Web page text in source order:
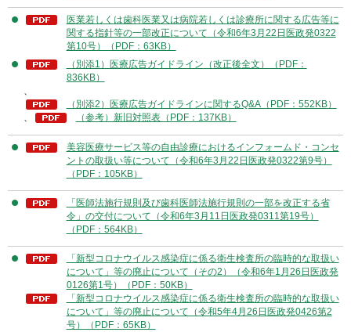
医業若しくは歯科医業又は病院若しくは診療所に関する広告等に
関する指針等の一部改正について（令和6年3月22日医政発0322
第10号）（PDF：63KB）
（別添1）医療広告ガイドライン（改正後全文）（PDF：
836KB）
、
（別添2）医療広告ガイドラインに関するQ&A（PDF：552KB）
、
（参考）新旧対照表（PDF：137KB）
美容医療サービス等の自由診療におけるインフォームド・コンセ
ントの取扱い等について（令和6年3月22日医政発0322第9号）
（PDF：105KB）
「医師法施行規則及び歯科医師法施行規則の一部を改正する省
令」の交付について（令和6年3月11日医政発0311第19号）
（PDF：564KB）
「新型コロナウイルス感染症に係る衛生検査所の臨時的な取扱い
について」等の廃止について（その2）（令和6年1月26日医政発
0126第1号）（PDF：50KB）
「新型コロナウイルス感染症に係る衛生検査所の臨時的な取扱い
について」等の廃止について（令和5年4月26日医政発0426第2
号）（PDF：65KB）